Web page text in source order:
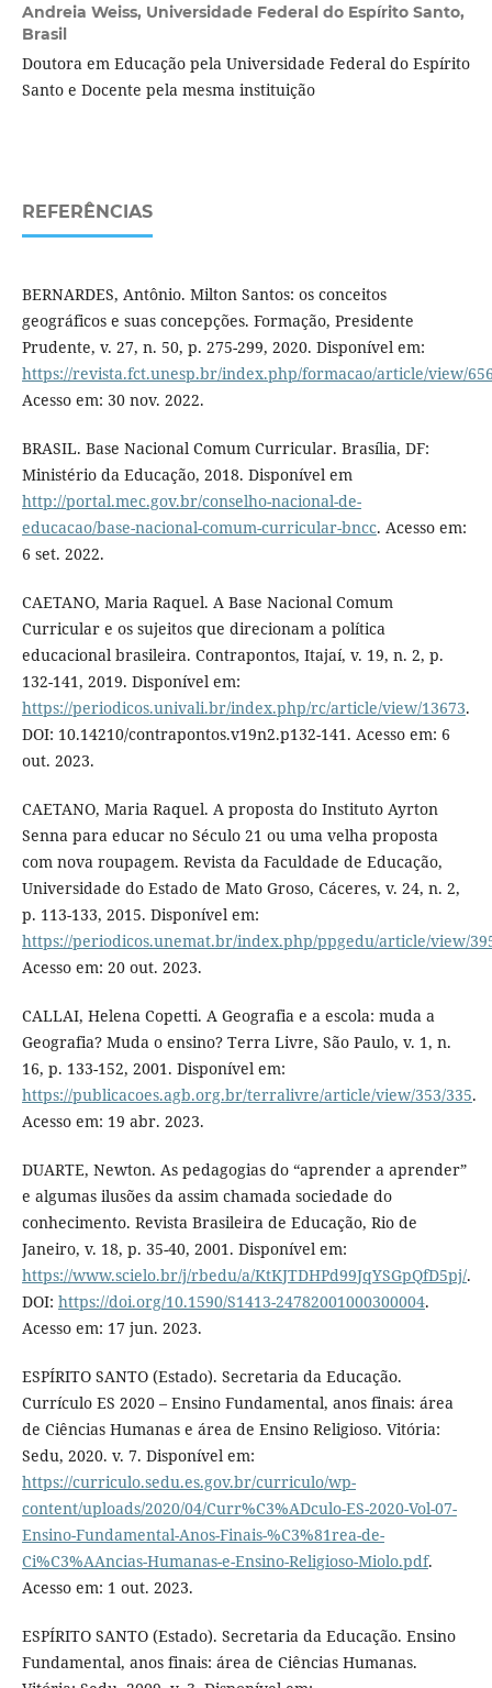
Andreia Weiss, Universidade Federal do Espírito Santo,
Brasil
Doutora em Educação pela Universidade Federal do Espírito
Santo e Docente pela mesma instituição
REFERÊNCIAS
BERNARDES, Antônio. Milton Santos: os conceitos
geográficos e suas concepções. Formação, Presidente
Prudente, v. 27, n. 50, p. 275-299, 2020. Disponível em:
https://revista.fct.unesp.br/index.php/formacao/article/view/
Acesso em: 30 nov. 2022.
BRASIL. Base Nacional Comum Curricular. Brasília, DF:
Ministério da Educação, 2018. Disponível em
http://portal.mec.gov.br/conselho-nacional-de-
educacao/base-nacional-comum-curricular-bncc. Acesso em:
6 set. 2022.
CAETANO, Maria Raquel. A Base Nacional Comum
Curricular e os sujeitos que direcionam a política
educacional brasileira. Contrapontos, Itajaí, v. 19, n. 2, p.
132-141, 2019. Disponível em:
https://periodicos.univali.br/index.php/rc/article/view/13673.
DOI: 10.14210/contrapontos.v19n2.p132-141. Acesso em: 6
out. 2023.
CAETANO, Maria Raquel. A proposta do Instituto Ayrton
Senna para educar no Século 21 ou uma velha proposta
com nova roupagem. Revista da Faculdade de Educação,
Universidade do Estado de Mato Groso, Cáceres, v. 24, n. 2,
p. 113-133, 2015. Disponível em:
https://periodicos.unemat.br/index.php/ppgedu/article/view/
Acesso em: 20 out. 2023.
CALLAI, Helena Copetti. A Geografia e a escola: muda a
Geografia? Muda o ensino? Terra Livre, São Paulo, v. 1, n.
16, p. 133-152, 2001. Disponível em:
https://publicacoes.agb.org.br/terralivre/article/view/353/335.
Acesso em: 19 abr. 2023.
DUARTE, Newton. As pedagogias do “aprender a aprender”
e algumas ilusões da assim chamada sociedade do
conhecimento. Revista Brasileira de Educação, Rio de
Janeiro, v. 18, p. 35-40, 2001. Disponível em:
https://www.scielo.br/j/rbedu/a/KtKJTDHPd99JqYSGpQfD5pj/.
DOI: https://doi.org/10.1590/S1413-24782001000300004.
Acesso em: 17 jun. 2023.
ESPÍRITO SANTO (Estado). Secretaria da Educação.
Currículo ES 2020 – Ensino Fundamental, anos finais: área
de Ciências Humanas e área de Ensino Religioso. Vitória:
Sedu, 2020. v. 7. Disponível em:
https://curriculo.sedu.es.gov.br/curriculo/wp-
content/uploads/2020/04/Curr%C3%ADculo-ES-2020-Vol-07-
Ensino-Fundamental-Anos-Finais-%C3%81rea-de-
Ci%C3%AAncias-Humanas-e-Ensino-Religioso-Miolo.pdf.
Acesso em: 1 out. 2023.
ESPÍRITO SANTO (Estado). Secretaria da Educação. Ensino
Fundamental, anos finais: área de Ciências Humanas.